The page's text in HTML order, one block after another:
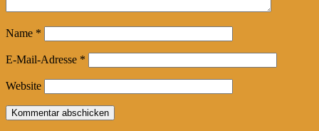
Name *
E-Mail-Adresse *
Website